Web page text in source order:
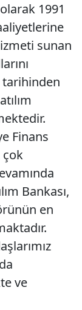
1991
sunan
tarihinden
Finans
çok
Bankası,
en
ve